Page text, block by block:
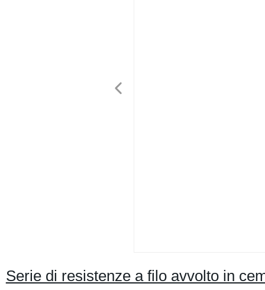
Serie di resistenze a filo avvolto in